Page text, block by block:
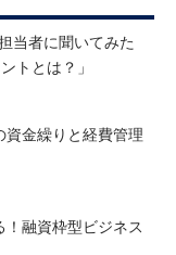
当者に聞いてみた
トとは？」
資金繰りと経費管理
融資枠型ビジネス